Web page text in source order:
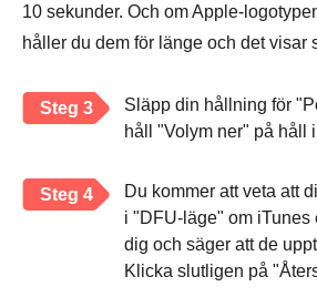
10 sekunder. Och om Apple-
håller du dem för länge och det visar
Steg 3
Släpp din hållning för
håll "Volym ner" på håll
Steg 4
Du kommer att veta att
i "DFU-läge" om iTunes
dig och säger att de
Klicka slutligen på